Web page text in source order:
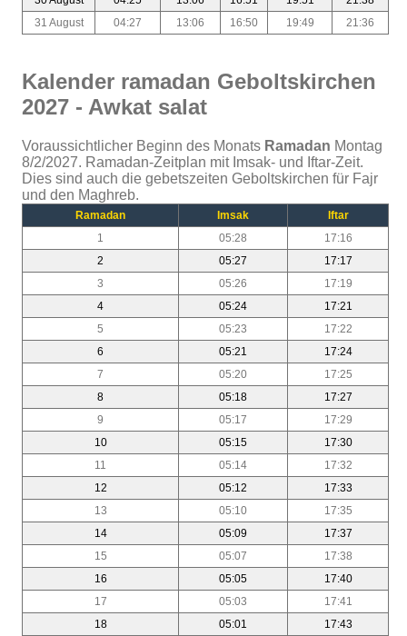
31 August
04:27 13:06 16:50 19:49 21:36
Kalender ramadan Geboltskirchen
2027 - Awkat salat
Voraussichtlicher Beginn des Monats Ramadan Montag
8/2/2027. Ramadan-Zeitplan mit Imsak- und Iftar-Zeit.
Dies sind auch die gebetszeiten Geboltskirchen für Fajr
und den Maghreb.
Ramadan Imsak
Iftar
1
05:28
17:16
2
05:27
17:17
3
05:26
17:19
4
05:24
17:21
5
05:23
17:22
6
05:21
17:24
7
05:20
17:25
8
05:18
17:27
9
05:17
17:29
10
05:15
17:30
11
05:14
17:32
12
05:12
17:33
13
05:10
17:35
14
05:09
17:37
15
05:07
17:38
16
05:05
17:40
17
05:03
17:41
18
05:01
17:43